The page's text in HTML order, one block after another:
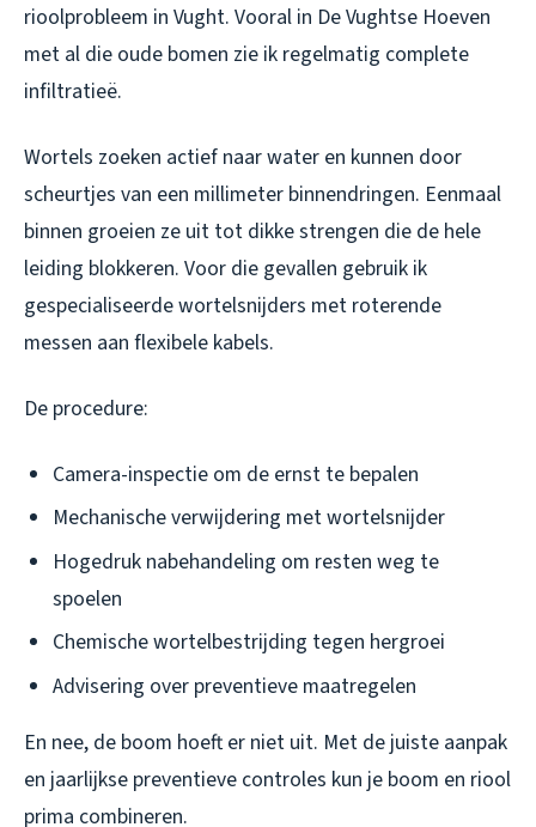
rioolprobleem in Vught. Vooral in De Vughtse Hoeven
met al die oude bomen zie ik regelmatig complete
infiltratieë.
Wortels zoeken actief naar water en kunnen door
scheurtjes van een millimeter binnendringen. Eenmaal
binnen groeien ze uit tot dikke strengen die de hele
leiding blokkeren. Voor die gevallen gebruik ik
gespecialiseerde wortelsnijders met roterende
messen aan flexibele kabels.
De procedure:
Camera-inspectie om de ernst te bepalen
Mechanische verwijdering met wortelsnijder
Hogedruk nabehandeling om resten weg te
spoelen
Chemische wortelbestrijding tegen hergroei
Advisering over preventieve maatregelen
En nee, de boom hoeft er niet uit. Met de juiste aanpak
en jaarlijkse preventieve controles kun je boom en riool
prima combineren.